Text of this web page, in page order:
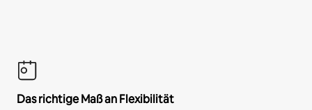
Das richtige Maß an Flexibilität